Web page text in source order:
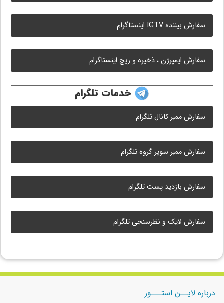
سفارش بیننده IGTV اینستاگرام
سفارش ایمپرژن ، ذخیره و ریچ اینستاگرام
خدمات تلگرام
سفارش ممبر کانال تلگرام
سفارش ممبر سوپر گروه تلگرام
سفارش بازدید پست تلگرام
سفارش لایک و نظرسنجی تلگرام